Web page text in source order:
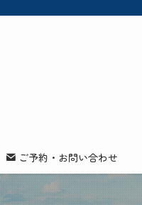
ご予約・お問い合わせ